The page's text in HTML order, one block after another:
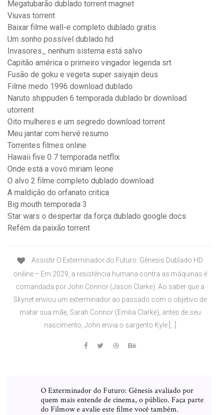
Megatubarão dublado torrent magnet
Viuvas torrent
Baixar filme wall-e completo dublado gratis
Um sonho possível dublado hd
Invasores_ nenhum sistema está salvo
Capitão américa o primeiro vingador legenda srt
Fusão de goku e vegeta super saiyajin deus
Filme medo 1996 download dublado
Naruto shippuden 6 temporada dublado br download
utorrent
Oito mulheres e um segredo download torrent
Meu jantar com hervé resumo
Torrentes filmes online
Hawaii five 0 7 temporada netflix
Onde está a vovó miriam leone
O alvo 2 filme completo dublado download
A maldição do orfanato critica
Big mouth temporada 3
Star wars o despertar da força dublado google docs
Refém da paixão torrent
Assistir O Exterminador do Futuro: Gênesis Dublado HD
oniline – Em 2029, a resistência humana contra as máquinas é
comandada por John Connor (Jason Clarke). Ao saber que a
Skynet enviou um exterminador ao passado com o objetivo de
matar sua mãe, Sarah Connor (Emilia Clarke), antes de seu
nascimento, John envia o sargento Kyle […]
O Exterminador do Futuro: Gênesis avaliado por
quem mais entende de cinema, o público. Faça parte
do Filmow e avalie este filme você também.